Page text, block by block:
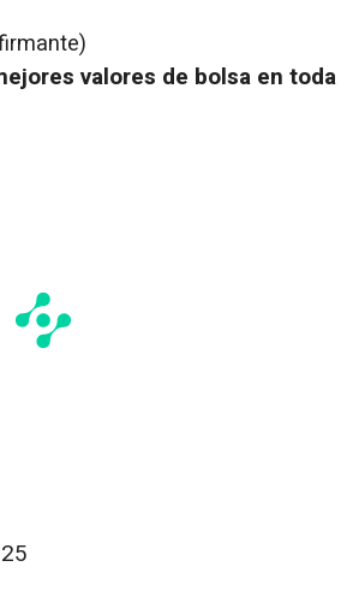
valores de bolsa en toda